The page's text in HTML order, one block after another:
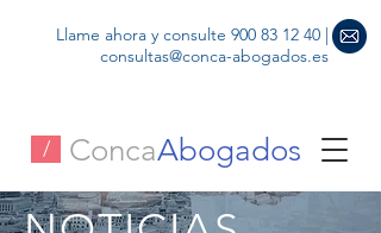
/ ConcaAbogados
Llame ahora y consulte 900 83 12 40 |
consultas@conca-abogados.es